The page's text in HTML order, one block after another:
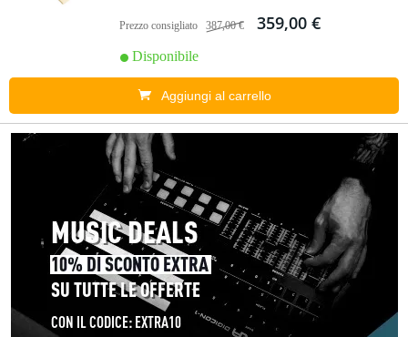
Prezzo consigliato 387,00 € 359,00 €
Disponibile
Aggiungi al carrello